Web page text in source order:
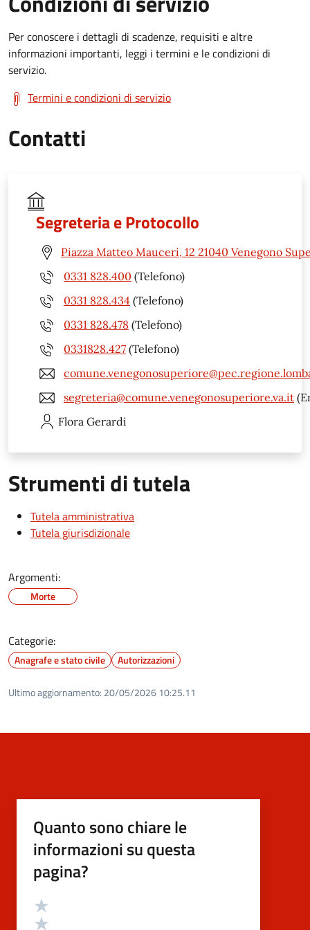
Per conoscere i dettagli di scadenze, requisiti e altre
informazioni importanti, leggi i termini e le condizioni di
servizio.
Termini e condizioni di servizio
Contatti
Segreteria e Protocollo
Piazza Matteo Mauceri, 12 21040 Venegono
0331 828.400 (Telefono)
0331 828.434 (Telefono)
0331 828.478 (Telefono)
0331828.427 (Telefono)
segreteria@comune.venegonosuperiore.va.it
Flora Gerardi
Strumenti di tutela
Tutela amministrativa
Tutela giurisdizionale
Argomenti:
Morte
Categorie:
Anagrafe e stato civile Autorizzazioni
Ultimo aggiornamento: 20/05/2026 10:25.11
Quanto sono chiare le
informazioni su questa
pagina?
Valutazione